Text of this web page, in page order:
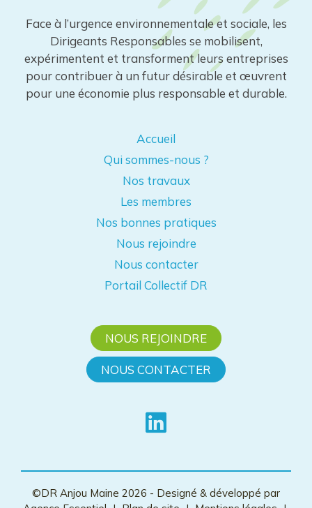
Face à l’urgence environnementale et sociale, les
Dirigeants Responsables se mobilisent,
expérimentent et transforment leurs entreprises
pour contribuer à un futur désirable et œuvrent
pour une économie plus responsable et durable.
Accueil
Qui sommes-nous ?
Nos travaux
Les membres
Nos bonnes pratiques
Nous rejoindre
Nous contacter
Portail Collectif DR
NOUS REJOINDRE
NOUS CONTACTER
©DR Anjou Maine 2026 - Designé & développé par